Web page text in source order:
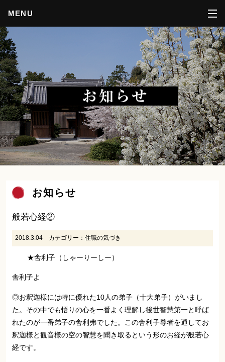
MENU
お知らせ
般若心経②
2018.3.04 カテゴリー：住職の気づき
★舎利子（しゃーりーしー）
舎利子よ
◎お釈迦様には特に優れた10人の弟子（十大弟子）がいまし
た。その中でも悟りの心を一番よく理解し後世智慧第一と呼ば
れたのが一番弟子の舎利弗でした。この舎利子尊者を通してお
釈迦様と観音様の空の智慧を聞き取るという形のお経が般若心
経です。